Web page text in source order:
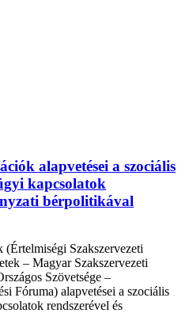
alapvetései a szociális
kapcsolatok
bérpolitikával
Szakszervezeti
– Magyar Szakszervezeti
Szövetsége –
Fóruma) alapvetései a szociális
rendszerével és